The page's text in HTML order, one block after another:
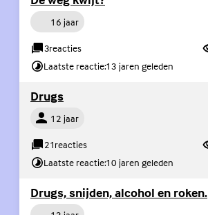
Persoon16 jaar
3reacties
Laatste reactie:13 jaren geleden
Drugs
Persoon12 jaar
21reacties
Laatste reactie:10 jaren geleden
Drugs, snijden, alcohol en roken.
Persoon